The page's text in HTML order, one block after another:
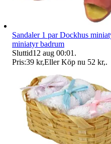
Sandaler 1 par Dockhus
miniatyr badrum
Sluttid12 aug 00:01 .
Pris:39 kr,Eller Köp nu 52 kr,.